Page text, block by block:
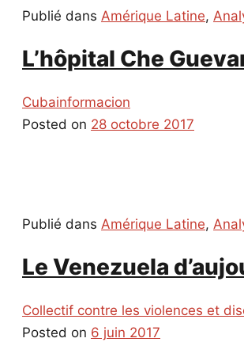
Publié dans Amérique Latine,
L’hôpital Che
Cubainformacion
Posted on 28 octobre 2017
Publié dans Amérique Latine,
Le Venezuela
Collectif contre les violences et
Posted on 6 juin 2017